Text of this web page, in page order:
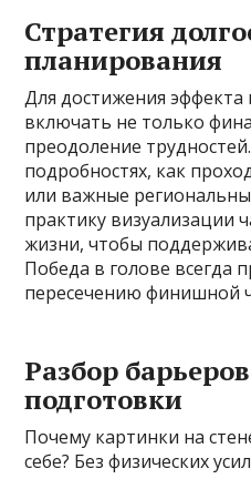
Стратегия
планирования
Для достижения
включать не только
преодоление
подробностях, как
или важные
практику визуализации
жизни, чтобы
Победа в голове всегда
пересечению финишной
Разбор
подготовки
Почему картинки на
себе? Без физических